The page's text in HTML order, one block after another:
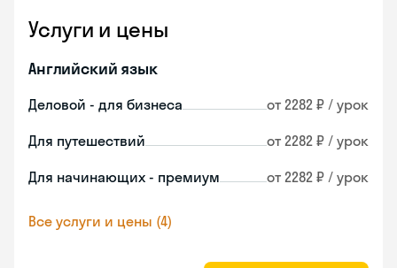
Услуги и цены
Английский язык
Деловой - для бизнеса от 2282 ₽ / урок
Для путешествий от 2282 ₽ / урок
Для начинающих - премиум от 2282 ₽ / урок
Все услуги и цены (4)